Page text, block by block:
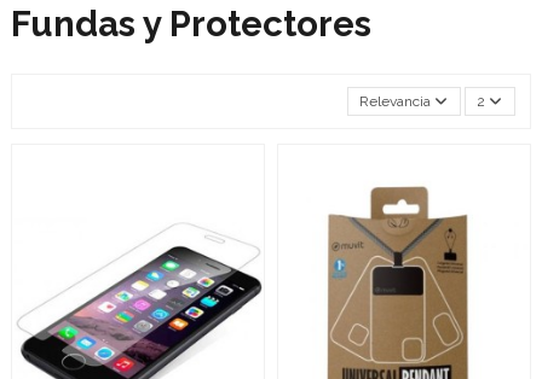
Fundas y Protectores
Relevancia 2